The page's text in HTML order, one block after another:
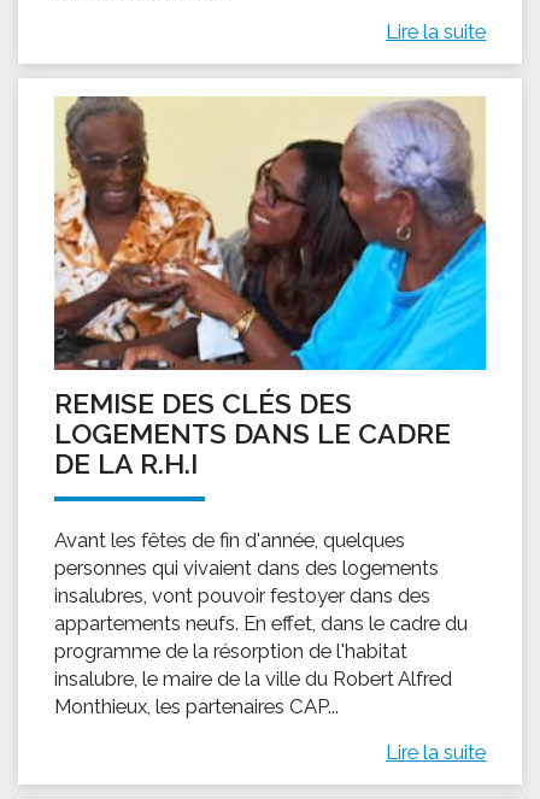
Lire la suite
REMISE DES CLÉS DES
LOGEMENTS DANS LE CADRE
DE LA R.H.I
Avant les fêtes de fin d'année, quelques
personnes qui vivaient dans des logements
insalubres, vont pouvoir festoyer dans des
appartements neufs. En effet, dans le cadre du
programme de la résorption de l'habitat
insalubre, le maire de la ville du Robert Alfred
Monthieux, les partenaires CAP...
Lire la suite